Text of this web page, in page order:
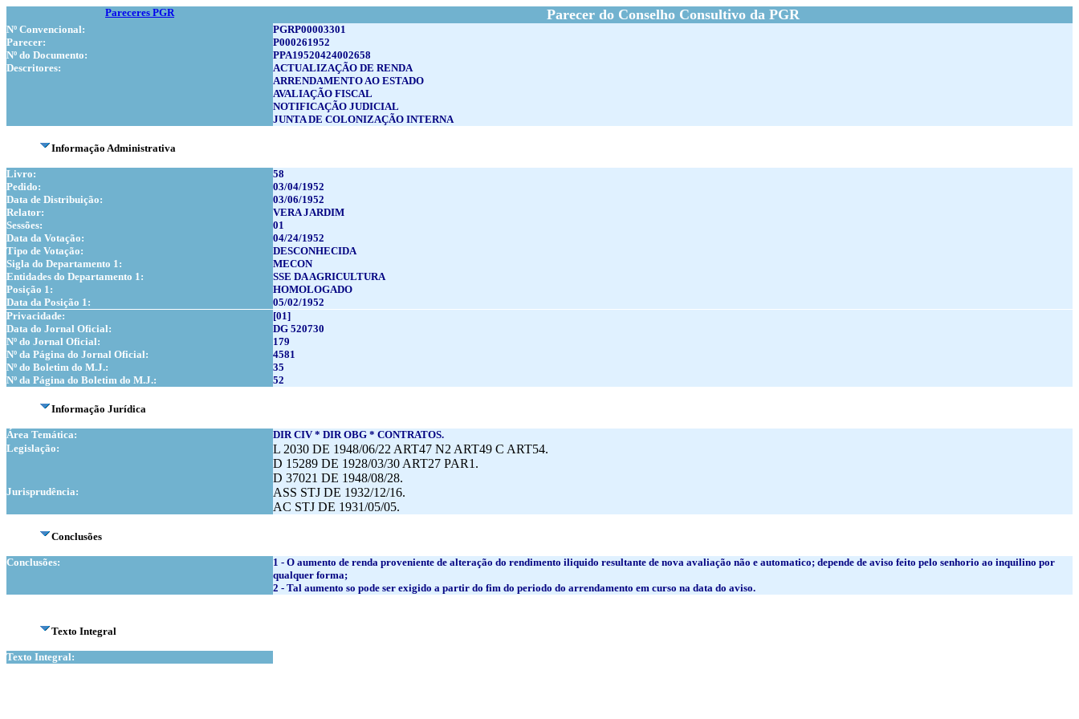
Pareceres PGR Parecer do Conselho Consultivo da PGR
Nº Convencional:
PGRP00003301
Parecer:
P000261952
Nº do Documento:
PPA19520424002658
Descritores:
ACTUALIZAÇÃO DE RENDA
ARRENDAMENTO AO ESTADO
AVALIAÇÃO FISCAL
NOTIFICAÇÃO JUDICIAL
JUNTA DE COLONIZAÇÃO INTERNA
Informação Administrativa
Livro:
58
Pedido:
03/04/1952
Data de Distribuição:
03/06/1952
Relator:
VERA JARDIM
Sessões:
01
Data da Votação:
04/24/1952
Tipo de Votação:
DESCONHECIDA
Sigla do Departamento 1:
MECON
Entidades do Departamento 1:
SSE DA AGRICULTURA
Posição 1:
HOMOLOGADO
Data da Posição 1:
05/02/1952
Privacidade:
[01]
Data do Jornal Oficial:
DG 520730
Nº do Jornal Oficial:
179
Nº da Página do Jornal Oficial:
4581
Nº do Boletim do M.J.:
35
Nº da Página do Boletim do M.J.:
52
Informação Jurídica
Área Temática:
DIR CIV * DIR OBG * CONTRATOS.
Legislação:
L 2030 DE 1948/06/22 ART47 N2 ART49 C ART54.
D 15289 DE 1928/03/30 ART27 PAR1.
D 37021 DE 1948/08/28.
Jurisprudência:
ASS STJ DE 1932/12/16.
AC STJ DE 1931/05/05.
Conclusões
Conclusões:
1 - O aumento de renda proveniente de alteração do rendimento iliquido resultante de nova avaliação não e automatico; depende de aviso feito pelo senhorio ao inquilino por
qualquer forma;
2 - Tal aumento so pode ser exigido a partir do fim do periodo do arrendamento em curso na data do aviso.
Texto Integral
Texto Integral: